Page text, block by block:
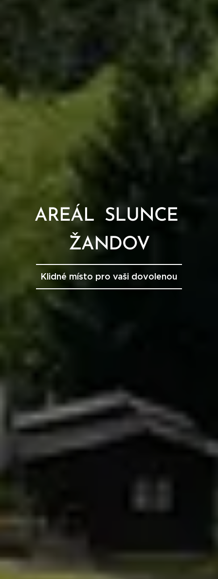
AREÁL SLUNCE
ŽANDOV
Klidné místo pro vaši dovolenou